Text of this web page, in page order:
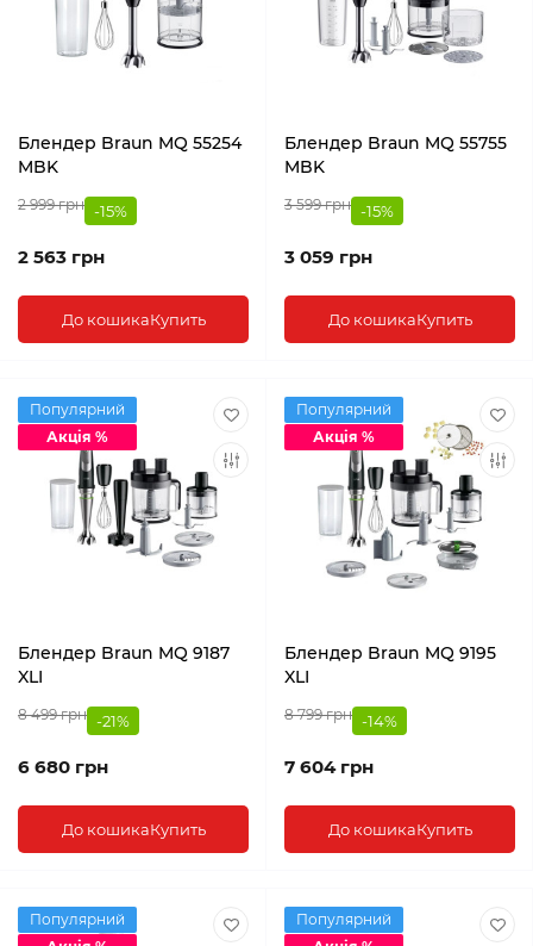
Блендер Braun MQ 55254
MBK
2 999 грн -15%
2 563 грн
До кошикаКупить
Блендер Braun MQ 55755
MBK
3 599 грн -15%
3 059 грн
До кошикаКупить
Популярний
Акція %
Блендер Braun MQ 9187
XLI
8 499 грн -21%
6 680 грн
До кошикаКупить
Популярний
Акція %
Блендер Braun MQ 9195
XLI
8 799 грн -14%
7 604 грн
До кошикаКупить
Популярний
Популярний